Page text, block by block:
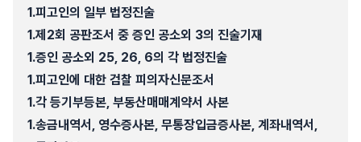
1.피고인의 일부 법정진술
1.제2회 공판조서 중 증인 공소외 3의 진술기재
1.증인 공소외 25, 26, 6의 각 법정진술
1.피고인에 대한 검찰 피의자신문조서
1.각 등기부등본, 부동산매매계약서 사본
1.송금내역서, 영수증사본, 무통장입금증사본, 계좌내역서,